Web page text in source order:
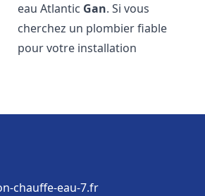
eau Atlantic Gan. Si vous
cherchez un plombier fiable
pour votre installation
chauffe-eau-7.fr